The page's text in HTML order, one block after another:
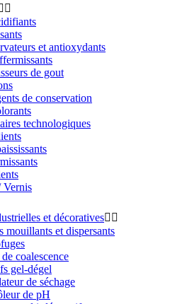

et antioxydants
de gout
de conservation
technologiques
Vernis
et décoratives 
mouillants et dispersants
coalescence
gel-dégel
de séchage
de pH